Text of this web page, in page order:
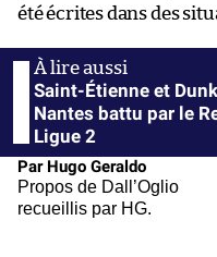
été écrites dans des
Saint-Étienne et
Nantes battu par le
Ligue 2
Par Hugo Geraldo
Propos de Dall’Oglio
recueillis par HG.